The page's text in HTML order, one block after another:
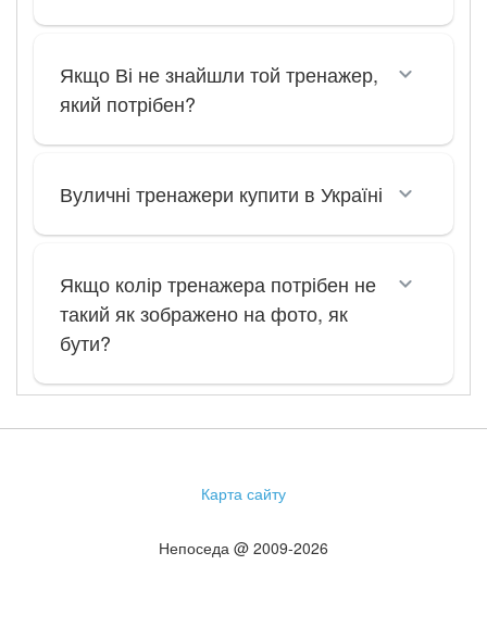
Якщо Ві не знайшли той тренажер,
який потрібен?
Вуличні тренажери купити в Україні
Якщо колір тренажера потрібен не
такий як зображено на фото, як
бути?
Карта сайту
Непоседа @ 2009-2026